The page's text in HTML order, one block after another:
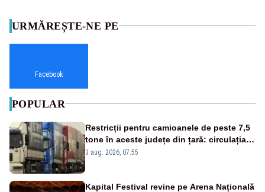
URMĂREȘTE-NE PE
Facebook
POPULAR
Restricții pentru camioanele de peste 7,5
tone în aceste județe din țară: circulația
este interzisă luni, între orele 12:00 și
3 aug. 2026, 07:55
Kapital Festival revine pe Arena Națională